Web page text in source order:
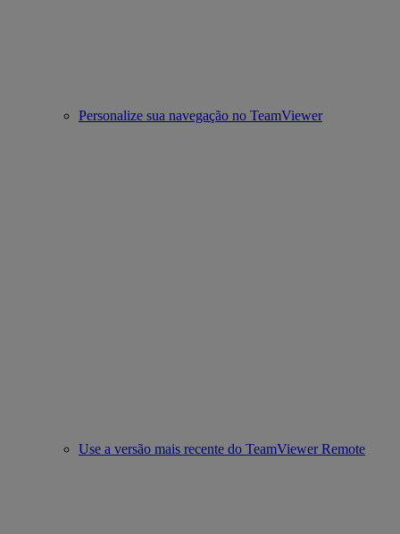
Personalize sua navegação no TeamViewer
Use a versão mais recente do TeamViewer Remote